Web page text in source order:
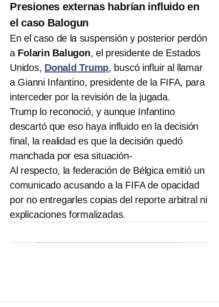
Presiones externas habrían influido en
el caso Balogun
En el caso de la suspensión y posterior perdón
aFolarin Balugon, el presidente de Estados
Unidos, Donald Trump, buscó influir al llamar
a Gianni Infantino, presidente de la FIFA, para
interceder por la revisión de la jugada.
Trump lo reconoció, y aunque Infantino
descartó que eso haya influido en la decisión
final, la realidad es que la decisión quedó
manchada por esa situación-
Al respecto, la federación de Bélgica emitió un
comunicado acusando a la FIFA de opacidad
por no entregarles copias del reporte arbitral ni
explicaciones formalizadas.